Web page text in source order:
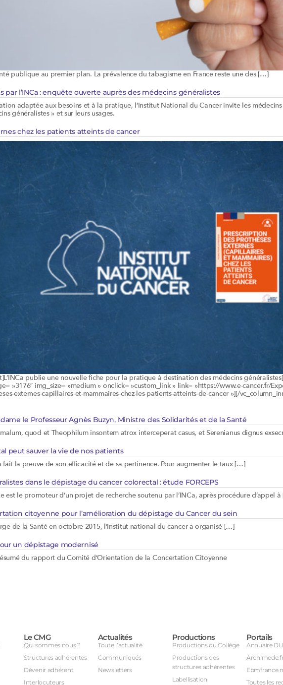
publique au premier plan. La prévalence du tabagisme en France reste une des […]
par l’INCa : enquête ouverte auprès des médecins généralistes
adaptée aux besoins et à la pratique, l’Institut National du Cancer invite les
généralistes » et sur leurs usages.
chez les patients atteints de cancer
publie une nouvelle fiche pour la pratique à destination des médecins
»3176″ img_size= »medium » onclick= »custom_link » link= »https://www.e-cancer.fr/
externes-capillaires-et-mammaires-chez-les-patients-atteints-de-cancer »][/
le Professeur Agnès Buzyn, Ministre des Solidarités et de la Santé
quod et Theophilum insontem atrox interceperat casus, et Serenianus dignus
peut sauver la vie de nos patients
la preuve de son efficacité et de sa pertinence. Pour augmenter le taux […]
dans le dépistage du cancer colorectal : étude FORCEPS
est le promoteur d’un projet de recherche soutenu par l’INCa, après procédure d’appel
citoyenne pour l’amélioration du dépistage du Cancer du sein
de la Santé en octobre 2015, l’Institut national du cancer a organisé […]
un dépistage modernisé
du rapport du Comité d’Orientation de la Concertation Citoyenne
Le CMG
Qui sommes nous ?
Structures adhérentes
Dévenir adhérent
Interlocuteurs
Actualités
Toute l’actualité
Communiqués
Newsletters
Productions
Productions du Collège
Productions des
structures adhérentes
Labellisation
Portails
Annuaire
Toutes les